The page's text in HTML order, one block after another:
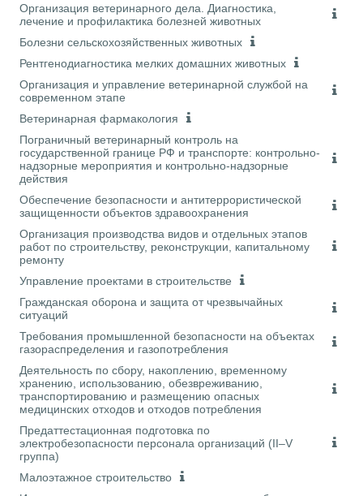
Организация ветеринарного дела. Диагностика,
лечение и профилактика болезней животных
Болезни сельскохозяйственных животных
Рентгенодиагностика мелких домашних животных
Организация и управление ветеринарной службой на
современном этапе
Ветеринарная фармакология
Пограничный ветеринарный контроль на
государственной границе РФ и транспорте: контрольно-
надзорные мероприятия и контрольно-надзорные
действия
Обеспечение безопасности и антитеррористической
защищенности объектов здравоохранения
Организация производства видов и отдельных этапов
работ по строительству, реконструкции, капитальному
ремонту
Управление проектами в строительстве
Гражданская оборона и защита от чрезвычайных
ситуаций
Требования промышленной безопасности на объектах
газораспределения и газопотребления
Деятельность по сбору, накоплению, временному
хранению, использованию, обезвреживанию,
транспортированию и размещению опасных
медицинских отходов и отходов потребления
Предаттестационная подготовка по
электробезопасности персонала организаций (II–V
группа)
Малоэтажное строительство